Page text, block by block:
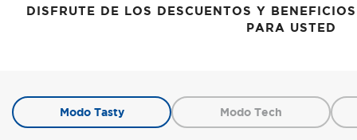
DISFRUTE DE LOS DESCUENTOS Y
PARA USTED
Modo Tasty Modo Tech